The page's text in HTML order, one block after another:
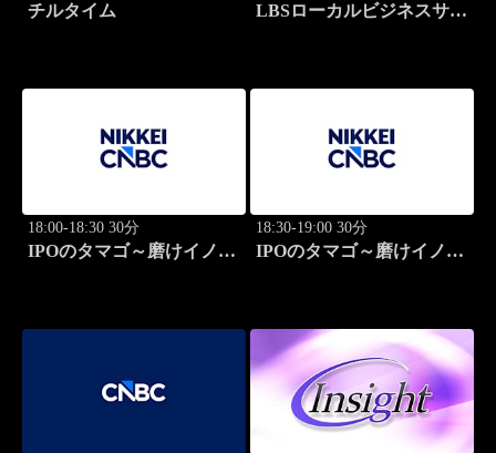
チルタイム
LBSローカルビジネスサテ
18:00-18:30 30分
IPOのタマゴ～磨けイノベ
18:30-19:00 30分
IPOのタマゴ～磨けイノベ